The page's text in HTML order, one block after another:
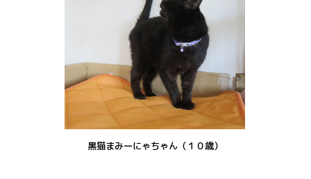
黒猫まみーにゃちゃん（１０歳）